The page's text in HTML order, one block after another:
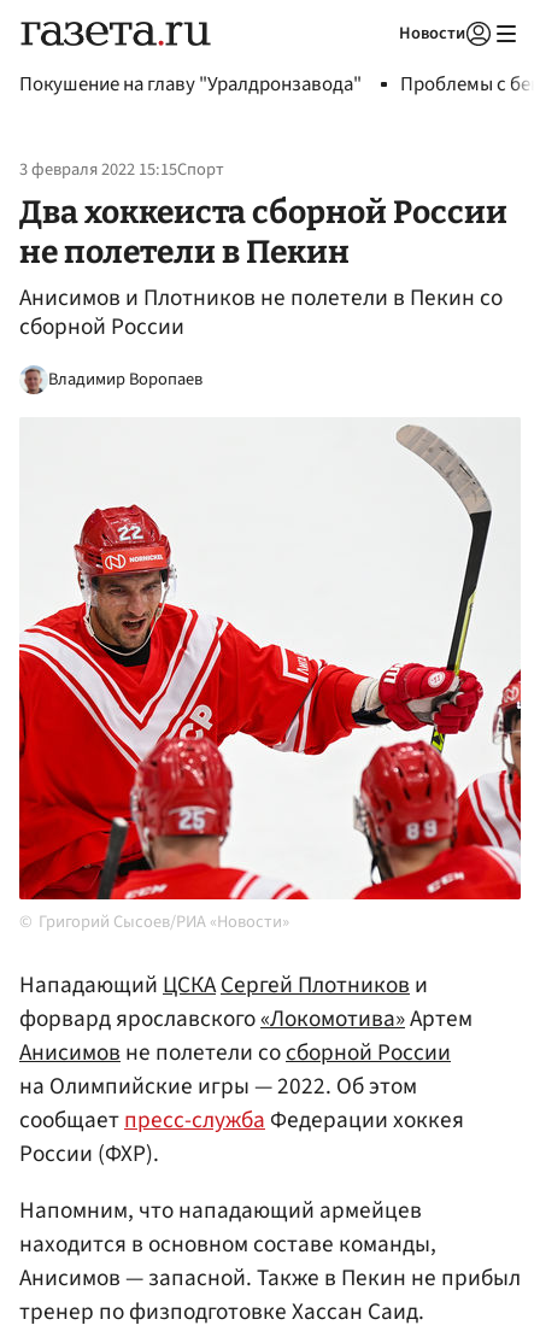
Новости
Покушение на главу "Уралдронзавода" Проблемы с
3 февраля 2022 15:15Спорт
Два хоккеиста сборной России
не полетели в Пекин
Анисимов и Плотников не полетели в Пекин со
сборной России
Владимир Воропаев
Григорий Сысоев/РИА «Новости»
НападающийЦСКАСергей Плотникови
форвард ярославского«Локомотива»Артем
Анисимовне полетели сосборной России
на Олимпийские игры — 2022. Об этом
сообщаетпресс-службаФедерации хоккея
России (ФХР).
Напомним, что нападающий армейцев
находится в основном составе команды,
Анисимов — запасной. Также в Пекин не прибыл
тренер по физподготовке Хассан Саид.